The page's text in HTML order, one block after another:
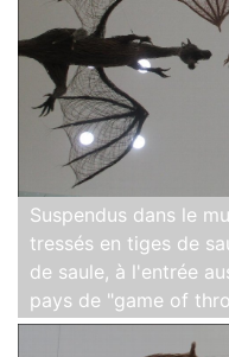
Suspendus dans le
tressés en tiges de
de saule, à l'entrée
pays de "game of